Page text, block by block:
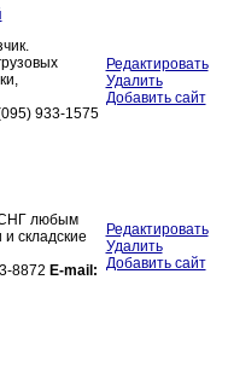
933-1575
Редактировать
Удалить
Добавить сайт
СНГ любым
складские
8872 E-mail:
Редактировать
Удалить
Добавить сайт